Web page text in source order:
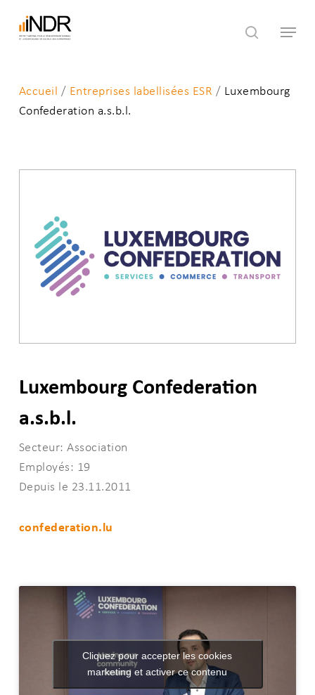
search
Menu
Accueil / Entreprises labellisées ESR / Luxembourg
Confederation a.s.b.l.
Luxembourg Confederation
a.s.b.l.
Secteur: Association
Employés: 19
Depuis le 23.11.2011
confederation.lu
Cliquez pour accepter les cookies
marketing et activer ce contenu